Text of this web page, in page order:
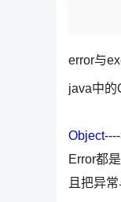
error与
java中的
Object
Error都
且把异